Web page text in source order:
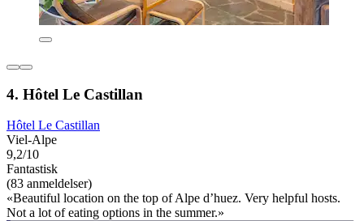
4. Hôtel Le Castillan
Hôtel Le Castillan
Viel-Alpe
9,2/10
Fantastisk
(83 anmeldelser)
«Beautiful location on the top of Alpe d’huez. Very helpful hosts.
Not a lot of eating options in the summer.»